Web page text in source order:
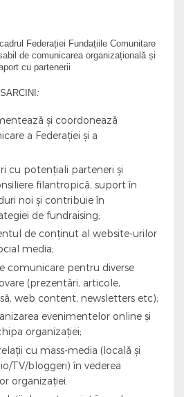
Federației Fundațiile Comunitare
de comunicarea organizațională și
cu partenerii
:
și coordonează
a Federației și a
cu potențiali parteneri și
filantropică, suport în
noi și contribuie în
de fundraising;
de conținut al website-urilor
media;
comunicare pentru diverse
(prezentări, articole,
web content, newsletters etc);
evenimentelor online și
organizației;
cu mass-media (locală și
TV/bloggeri) în vederea
organizației.